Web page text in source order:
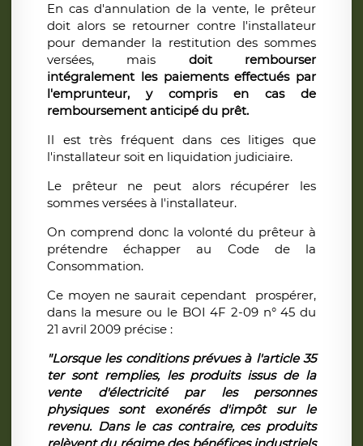
En cas d'annulation de la vente, le prêteur
doit alors se retourner contre l'installateur
pour demander la restitution des sommes
versées, mais doit rembourser
intégralement les paiements effectués par
l'emprunteur, y compris en cas de
remboursement anticipé du prêt.
Il est très fréquent dans ces litiges que
l'installateur soit en liquidation judiciaire.
Le prêteur ne peut alors récupérer les
sommes versées à l'installateur.
On comprend donc la volonté du prêteur à
prétendre échapper au Code de la
Consommation.
Ce moyen ne saurait cependant prospérer,
dans la mesure ou le BOI 4F 2-09 n° 45 du
21 avril 2009 précise :
"Lorsque les conditions prévues à l'article 35
ter sont remplies, les produits issus de la
vente d'électricité par les personnes
physiques sont exonérés d'impôt sur le
revenu. Dans le cas contraire, ces produits